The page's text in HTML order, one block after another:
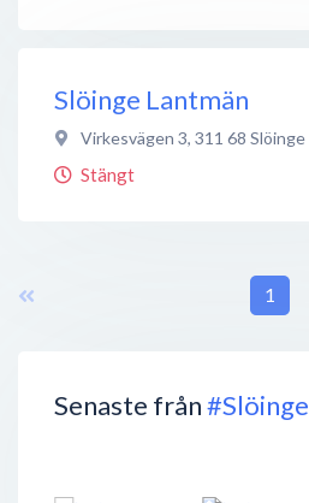
Senaste från#Slöinge
Slöinge Lantmän
Virkesvägen 3, 311 68 Slöinge
Stängt
1